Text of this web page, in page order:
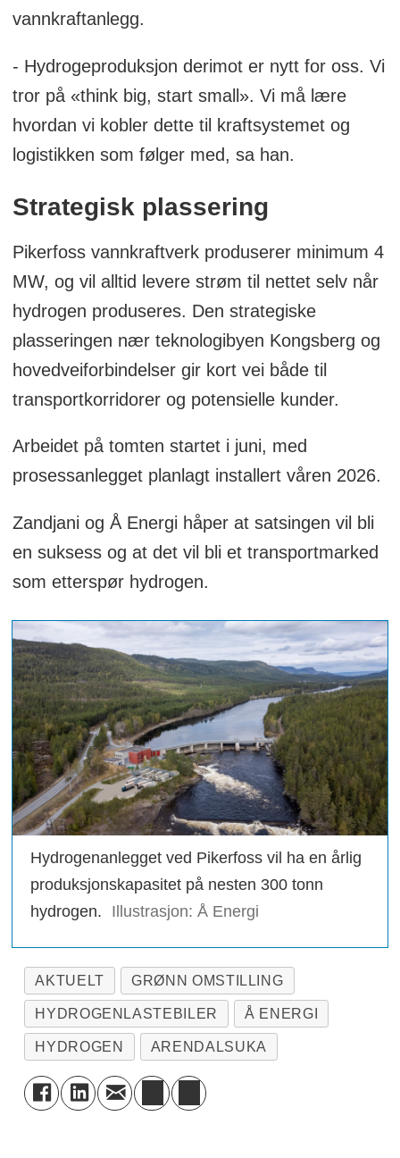
vannkraftanlegg.
- Hydrogeproduksjon derimot er nytt for oss. Vi
tror på «think big, start small». Vi må lære
hvordan vi kobler dette til kraftsystemet og
logistikken som følger med, sa han.
Strategisk plassering
Pikerfoss vannkraftverk produserer minimum 4
MW, og vil alltid levere strøm til nettet selv når
hydrogen produseres. Den strategiske
plasseringen nær teknologibyen Kongsberg og
hovedveiforbindelser gir kort vei både til
transportkorridorer og potensielle kunder.
Arbeidet på tomten startet i juni, med
prosessanlegget planlagt installert våren 2026.
Zandjani og Å Energi håper at satsingen vil bli
en suksess og at det vil bli et transportmarked
som etterspør hydrogen.
Hydrogenanlegget ved Pikerfoss vil ha en årlig
produksjonskapasitet på nesten 300 tonn
hydrogen.
Illustrasjon: Å Energi
AKTUELT GRØNN OMSTILLING
HYDROGENLASTEBILER Å ENERGI
HYDROGEN ARENDALSUKA